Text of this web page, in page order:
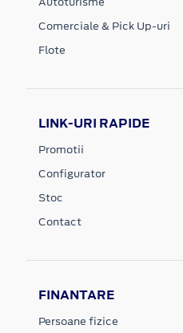
Comerciale & Pick Up-uri
Flote
LINK-URI RAPIDE
Promotii
Configurator
Stoc
Contact
FINANTARE
Persoane fizice